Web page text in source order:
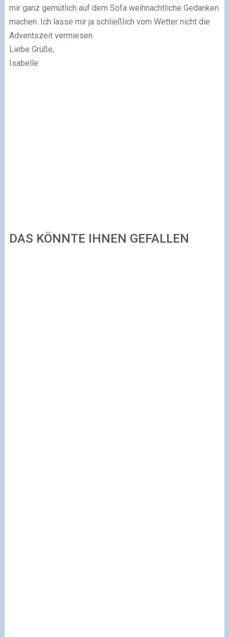
mir ganz gemütlich auf dem Sofa weihnachtliche Gedanken
machen. Ich lasse mir ja schließlich vom Wetter nicht die
Adventszeit vermiesen.
Liebe Grüße,
Isabelle
DAS KÖNNTE IHNEN GEFALLEN